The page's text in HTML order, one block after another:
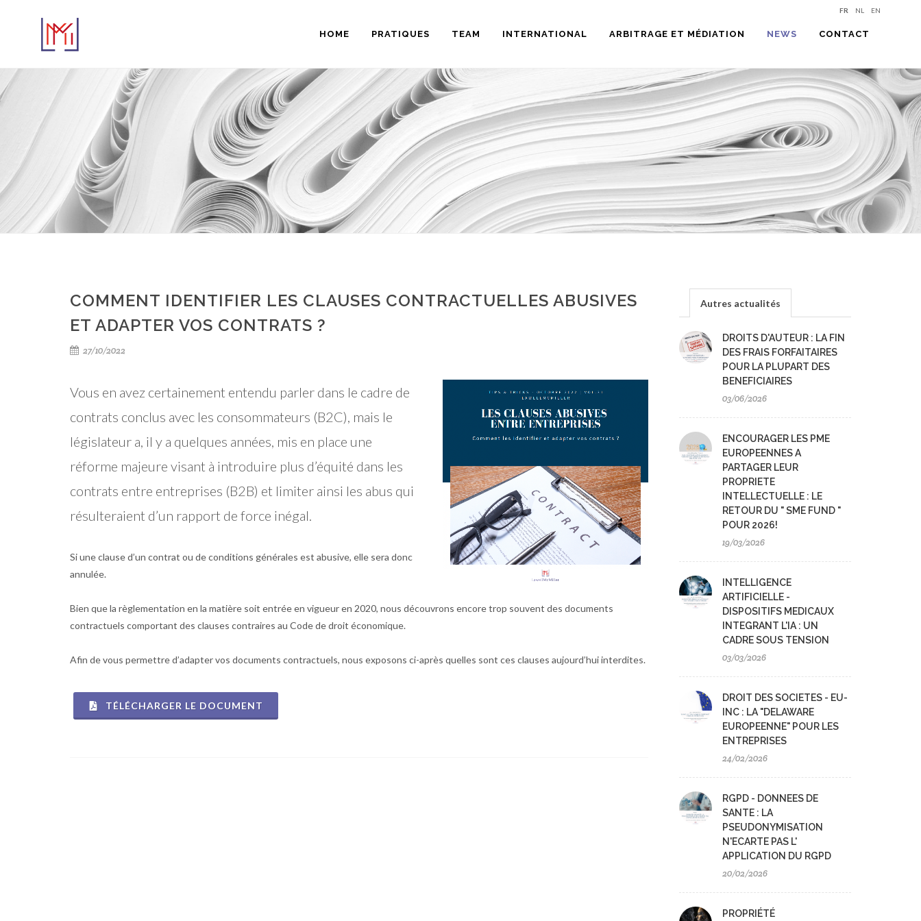
FR NL EN
HOME PRATIQUES TEAM INTERNATIONAL ARBITRAGE ET MÉDIATION NEWS CONTACT
COMMENT IDENTIFIER LES CLAUSES CONTRACTUELLES ABUSIVES
ET ADAPTER VOS CONTRATS ?
27/10/2022
Vous en avez certainement entendu parler dans le cadre de
contrats conclus avec les consommateurs (B2C), mais le
législateur a, il y a quelques années, mis en place une
réforme majeure visant à introduire plus d’équité dans les
contrats entre entreprises (B2B) et limiter ainsi les abus qui
résulteraient d’un rapport de force inégal.
Si une clause d’un contrat ou de conditions générales est abusive, elle sera donc
annulée.
Bien que la règlementation en la matière soit entrée en vigueur en 2020, nous découvrons encore trop souvent des documents
contractuels comportant des clauses contraires au Code de droit économique.
Afin de vous permettre d’adapter vos documents contractuels, nous exposons ci-après quelles sont ces clauses aujourd’hui interdites.
TÉLÉCHARGER LE DOCUMENT
Autres actualités
DROITS D'AUTEUR : LA FIN
DES FRAIS FORFAITAIRES
POUR LA PLUPART DES
BENEFICIAIRES
03/06/2026
ENCOURAGER LES PME
EUROPEENNES A
PARTAGER LEUR
PROPRIETE
INTELLECTUELLE : LE
RETOUR DU " SME FUND "
POUR 2026!
19/03/2026
INTELLIGENCE
ARTIFICIELLE -
DISPOSITIFS MEDICAUX
INTEGRANT L'IA : UN
CADRE SOUS TENSION
03/03/2026
DROIT DES SOCIETES - EU-
INC : LA "DELAWARE
EUROPEENNE" POUR LES
ENTREPRISES
24/02/2026
RGPD - DONNEES DE
SANTE : LA
PSEUDONYMISATION
N'ECARTE PAS L'
APPLICATION DU RGPD
20/02/2026
PROPRIÉTÉ